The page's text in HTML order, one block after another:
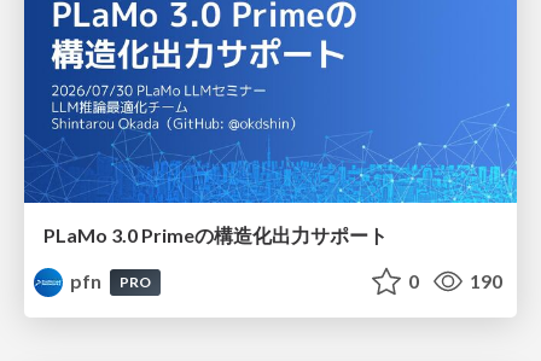
PLaMo 3.0 Primeの構造化出力サポート
pfn
PRO 0 190